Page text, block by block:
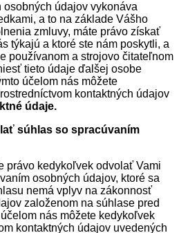
údajov vykonáva
a to na základe Vášho
zmluvy, máte právo získať
týkajú a ktoré ste nám poskytli, a
používanom a strojovo čitateľnom
tieto údaje ďalšej osobe
účelom nás môžete
kontaktných údajov
údaje.
súhlas so spracúvaním
právo kedykoľvek odvolať Vami
osobných údajov, ktoré sa
nemá vplyv na zákonnosť
založenom na súhlase pred
nás môžete kedykoľvek
kontaktných údajov uvedených